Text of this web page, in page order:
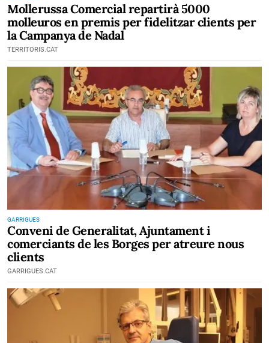
Mollerussa Comercial repartirà 5000
molleuros en premis per fidelitzar clients per
la Campanya de Nadal
TERRITORIS.CAT
GARRIGUES
Conveni de Generalitat, Ajuntament i
comerciants de les Borges per atreure nous
clients
GARRIGUES.CAT